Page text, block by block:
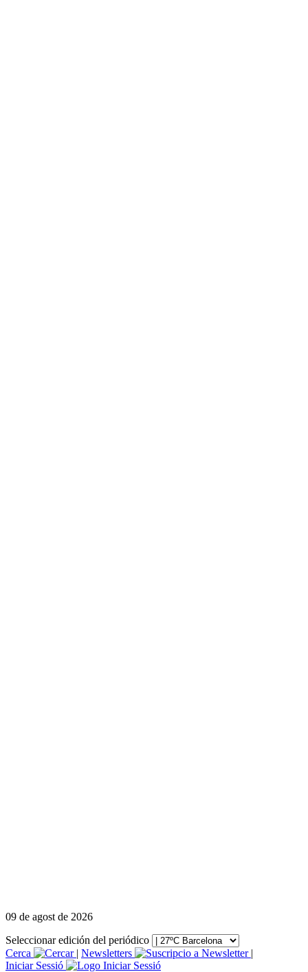
09 de agost de 2026
Seleccionar edición del periódico
Cerca
| Newsletters
|
Iniciar Sessió